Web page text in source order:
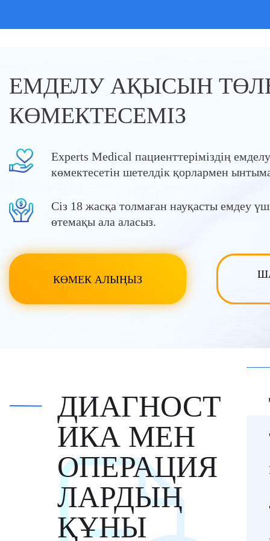
ЕМДЕЛУ АҚЫСЫН
КӨМЕКТЕСЕМІЗ
Experts Medical пациенттеріміздің
көмектесетін шетелдік қорлармен
Сіз 18 жасқа толмаған науқасты емдеу
өтемақы ала аласыз.
КӨМЕК АЛЫҢЫЗ
ДИАГНОСТ
ИКА МЕН
ОПЕРАЦИЯ
ЛАРДЫҢ
ҚҰНЫ